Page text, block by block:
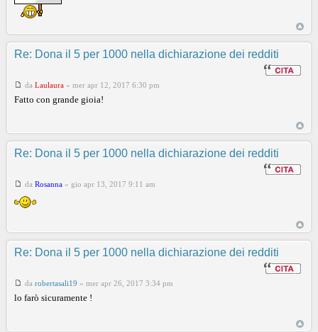
Re: Dona il 5 per 1000 nella dichiarazione dei redditi
da Laulaura » mer apr 12, 2017 6:30 pm
Fatto con grande gioia!
Re: Dona il 5 per 1000 nella dichiarazione dei redditi
da Rosanna » gio apr 13, 2017 9:11 am
Re: Dona il 5 per 1000 nella dichiarazione dei redditi
da robertasali19 » mer apr 26, 2017 3:34 pm
lo farò sicuramente !